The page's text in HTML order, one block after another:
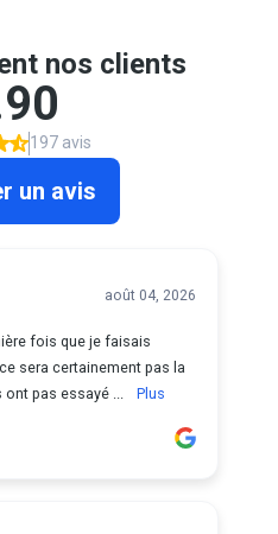
nos clients
197 avis
un avis
août 04, 2026
fois que je faisais
sera certainement pas la
ont pas essayé ...
Plus